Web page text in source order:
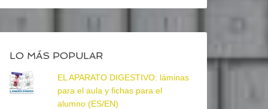
LO MÁS POPULAR
EL APARATO DIGESTIVO: láminas
para el aula y fichas para el
alumno (ES/EN)